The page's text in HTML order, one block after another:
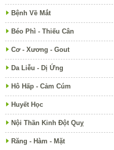
Bệnh Về Mắt
Béo Phì - Thiếu Cân
Cơ - Xương - Gout
Da Liễu - Dị Ứng
Hô Hấp - Cảm Cúm
Huyết Học
Nội Thần Kinh Đột Quỵ
Răng - Hàm - Mặt